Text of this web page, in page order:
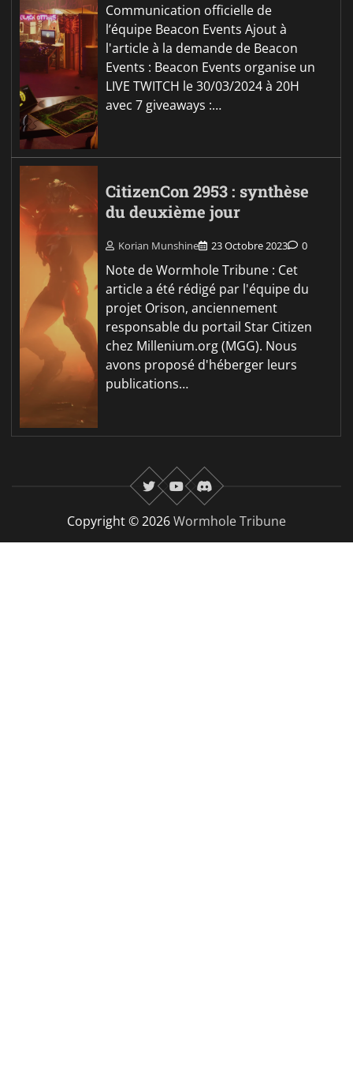
Communication officielle de
l’équipe Beacon Events Ajout à
l'article à la demande de Beacon
Events : Beacon Events organise un
LIVE TWITCH le 30/03/2024 à 20H
avec 7 giveaways :…
CitizenCon 2953 : synthèse
du deuxième jour
Korian Munshine 23 Octobre 2023 0
Note de Wormhole Tribune : Cet
article a été rédigé par l'équipe du
projet Orison, anciennement
responsable du portail Star Citizen
chez Millenium.org (MGG). Nous
avons proposé d'héberger leurs
publications…
twitteryoutubeDiscord
Copyright © 2026Wormhole Tribune